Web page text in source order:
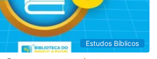
Estudos Bíblicos